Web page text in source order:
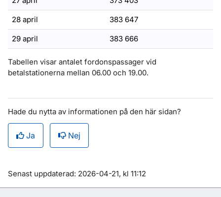
28 april 383 647
29 april 383 666
Tabellen visar antalet fordonspassager vid
betalstationerna mellan 06.00 och 19.00.
Hade du nytta av informationen på den här sidan?
Ja Nej
Om sidan
Senast uppdaterad: 2026-04-21, kl 11:12